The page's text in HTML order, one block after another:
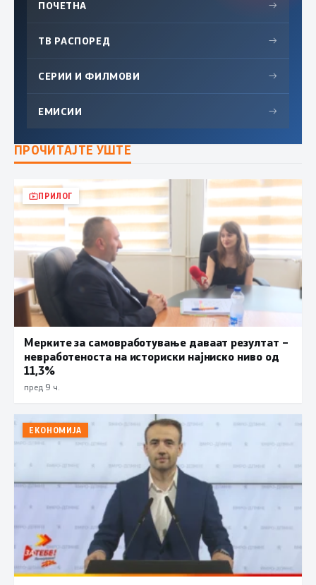
ПОЧЕТНА →
ТВ РАСПОРЕД →
СЕРИИ И ФИЛМОВИ →
ЕМИСИИ →
ПРОЧИТАЈТЕ УШТЕ
ПРИЛОГ
Мерките за самовработување даваат резултат –
невработеноста на историски најниско ниво од
11,3%
пред 9 ч.
ЕКОНОМИЈА